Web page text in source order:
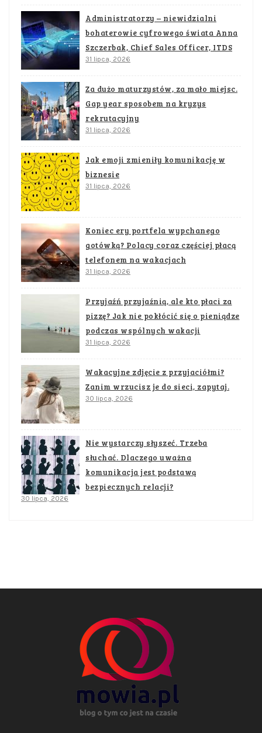
Administratorzy – niewidzialni
bohaterowie cyfrowego świata Anna
Szczerbak, Chief Sales Officer, ITDS
31 lipca, 2026
Za dużo maturzystów, za mało miejsc.
Gap year sposobem na kryzys
rekrutacyjny
31 lipca, 2026
Jak emoji zmieniły komunikację w
biznesie
31 lipca, 2026
Koniec ery portfela wypchanego
gotówką? Polacy coraz częściej płacą
telefonem na wakacjach
31 lipca, 2026
Przyjaźń przyjaźnią, ale kto płaci za
pizzę? Jak nie pokłócić się o pieniądze
podczas wspólnych wakacji
31 lipca, 2026
Wakacyjne zdjęcie z przyjaciółmi?
Zanim wrzucisz je do sieci, zapytaj.
30 lipca, 2026
Nie wystarczy słyszeć. Trzeba
słuchać. Dlaczego uważna
komunikacja jest podstawą
bezpiecznych relacji?
30 lipca, 2026